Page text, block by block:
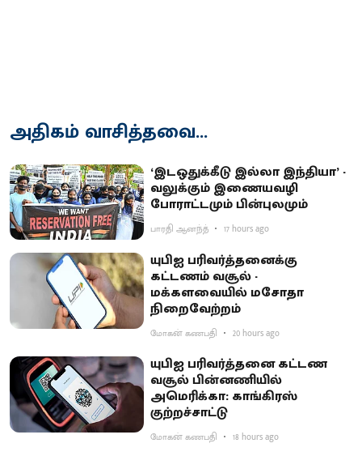
அதிகம் வாசித்தவை...
‘இடஒதுக்கீடு இல்லா இந்தியா’ -
வலுக்கும் இணையவழி
போராட்டமும் பின்புலமும்
பாரதி ஆனந்த் 17 hours ago
யுபிஐ பரிவர்த்தனைக்கு
கட்டணம் வசூல் -
மக்களவையில் மசோதா
நிறைவேற்றம்
மோகன் கணபதி 20 hours ago
யுபிஐ பரிவர்த்தனை கட்டண
வசூல் பின்னணியில்
அமெரிக்கா: காங்கிரஸ்
குற்றச்சாட்டு
மோகன் கணபதி 18 hours ago